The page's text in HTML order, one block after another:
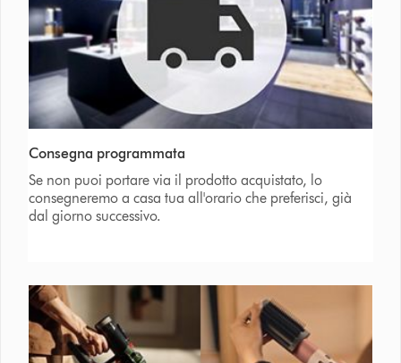
Consegna programmata
Se non puoi portare via il prodotto acquistato, lo
consegneremo a casa tua all'orario che preferisci, già
dal giorno successivo.